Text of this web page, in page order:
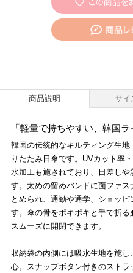
商品説明 サイ
「軽量で持ちやすい、韓国
韓国の伝統的なキルティング生
りたたみ日傘です。UVカット率
水加工も施されており、日差し
す。太めの留めバンドに面ファ
とめられ、通勤や通学、ショッ
す。傘の骨をポキポキと手で折
スムーズに開閉できます。
収納袋の内側には吸水生地を施
心。スナップボタン付きのスト